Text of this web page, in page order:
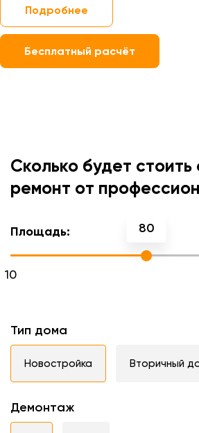
Подробнее
Бесплатный расчёт
Сколько будет
ремонт от
Площадь: 80
10
Тип дома
Новостройка Вторичный
Демонтаж